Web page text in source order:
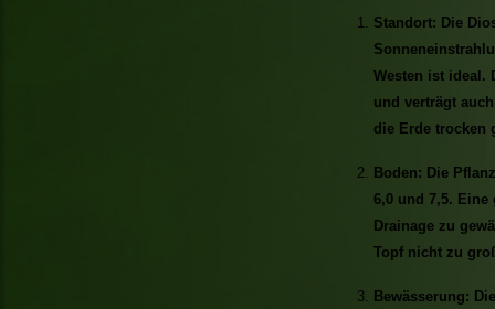
Standort: Die
Westen ist ideal.
und verträgt
die Erde trocken
Boden: Die
6,0 und 7,5.
Drainage zu
Topf nicht zu
Bewässerung: